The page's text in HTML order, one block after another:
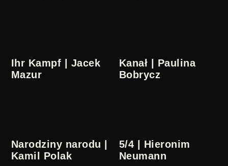
Ihr Kampf | Jacek
Mazur
Kanał | Paulina
Bobrycz
Narodziny narodu |
Kamil Polak
5/4 | Hieronim
Neumann